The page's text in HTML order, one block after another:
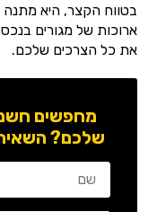
בטווח הקצר, היא
ארוכות של מגורים
את כל הצרכים שלכם.
מחפשים
שלכם?